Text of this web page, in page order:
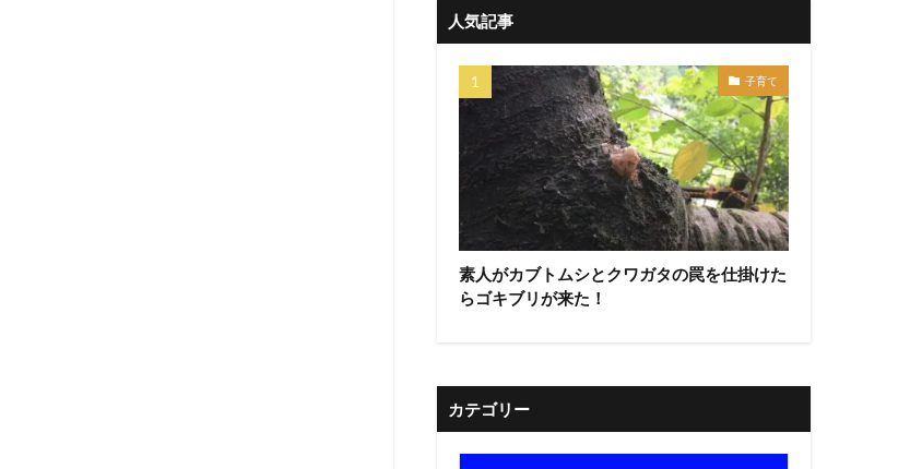
人気記事
子育て
素人がカブトムシとクワガタの罠を仕掛けた
らゴキブリが来た！
カテゴリー